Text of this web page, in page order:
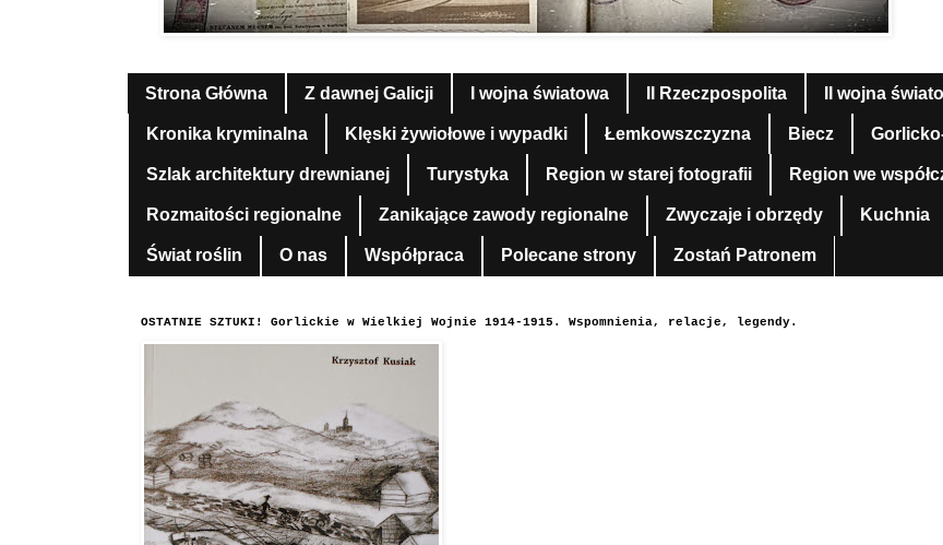
Strona Główna Z dawnej Galicji I wojna światowa II Rzeczpospolita II wojna
Kronika kryminalna Klęski żywiołowe i wypadki Łemkowszczyzna Biecz
Szlak architektury drewnianej Turystyka Region w starej fotografii Region we
Rozmaitości regionalne Zanikające zawody regionalne Zwyczaje i obrzędy Kuchnia
Świat roślin O nas Współpraca Polecane strony Zostań Patronem
OSTATNIE SZTUKI! Gorlickie w Wielkiej Wojnie 1914-1915. Wspomnienia, relacje, legendy.